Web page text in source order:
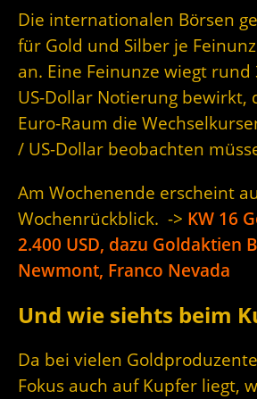
Die internationalen Börsen
für Gold und Silber je
an. Eine Feinunze wiegt rund
US-Dollar Notierung bewirkt,
Euro-Raum die
/ US-Dollar beobachten
Am Wochenende erscheint
Wochenrückblick. -> KW 16
2.400 USD, dazu Goldaktien
Newmont, Franco Nevada
Und wie siehts beim
Da bei vielen
Fokus auch auf Kupfer liegt,